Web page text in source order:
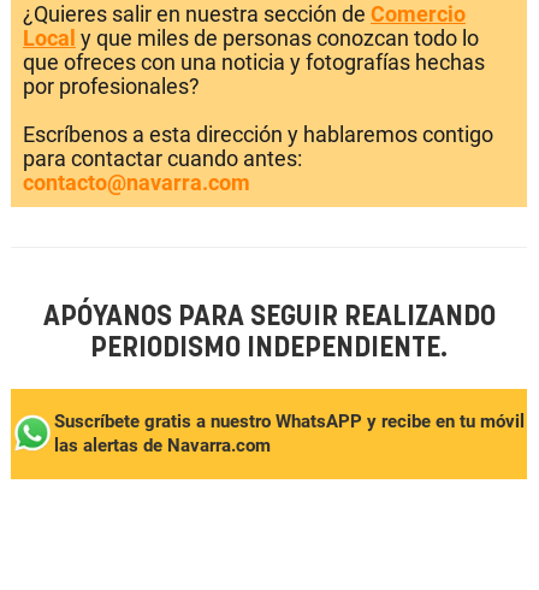
¿Quieres salir en nuestra sección de Comercio
Local y que miles de personas conozcan todo lo
que ofreces con una noticia y fotografías hechas
por profesionales?
Escríbenos a esta dirección y hablaremos contigo
para contactar cuando antes:
contacto@navarra.com
APÓYANOS PARA SEGUIR REALIZANDO
PERIODISMO INDEPENDIENTE.
Suscríbete gratis a nuestro WhatsAPP y recibe en tu móvil
las alertas de Navarra.com